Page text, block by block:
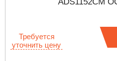
Требуется
уточнить цену